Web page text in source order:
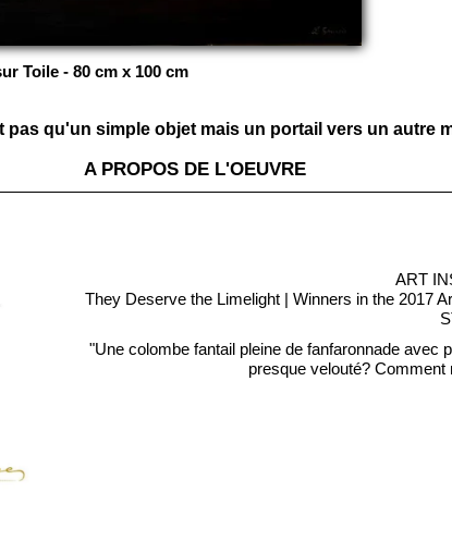
Toile - 80 cm x 100 cm
pas qu'un simple objet mais un portail vers un autre
A PROPOS DE L'OEUVRE
ART
They Deserve the Limelight | Winners in the 2017
"Une colombe fantail pleine de fanfaronnade avec
presque velouté?